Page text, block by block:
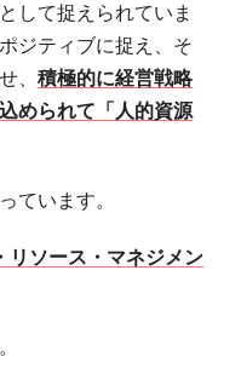
して捉えられていま
ジティブに捉え、そ
、積極的に経営戦略
められて「人的資源
ています。
リソース・マネジメン